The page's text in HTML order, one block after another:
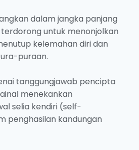
dalam jangka panjang
terdorong untuk menonjolkan
kelemahan diri dan
puraan.
tanggungjawab pencipta
menekankan
selia kendiri (self-
penghasilan kandungan